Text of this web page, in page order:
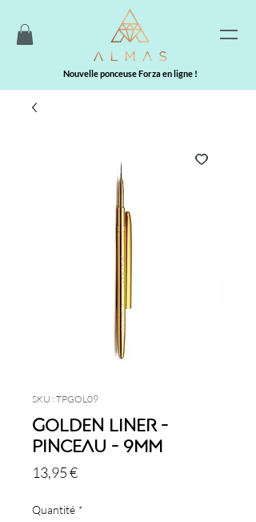
Nouvelle ponceuse Forza en ligne !
SKU : TPGOL09
Golden Liner -
Pinceau - 9mm
13,95 €Prix
Quantité *